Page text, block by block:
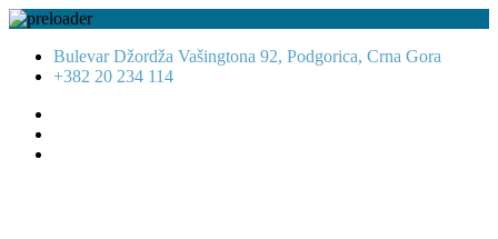
Bulevar Džordža Vašingtona 92, Podgorica, Crna Gora
+382 20 234 114